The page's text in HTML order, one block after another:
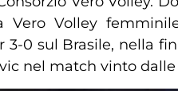
Vero Volley
3-0 sul Brasile, nella
nel match vinto